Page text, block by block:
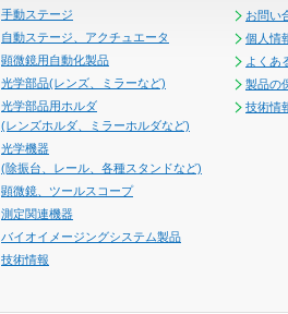
手動ステージ
自動ステージ、アクチュエータ
顕微鏡用自動化製品
光学部品(レンズ、ミラーなど)
光学部品用ホルダ
(レンズホルダ、ミラーホルダなど)
光学機器
(除振台、レール、各種スタンドなど)
顕微鏡、ツールスコープ
測定関連機器
バイオイメージングシステム製品
技術情報
お問い
個人情
よくあ
製品の
技術情